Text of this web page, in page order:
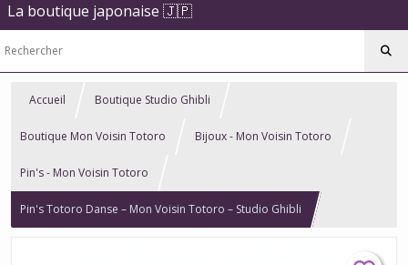
La boutique japonaise 🇯🇵
Accueil Boutique Studio Ghibli
Boutique Mon Voisin Totoro Bijoux - Mon Voisin Totoro
Pin's - Mon Voisin Totoro
Pin's Totoro Danse – Mon Voisin Totoro – Studio Ghibli